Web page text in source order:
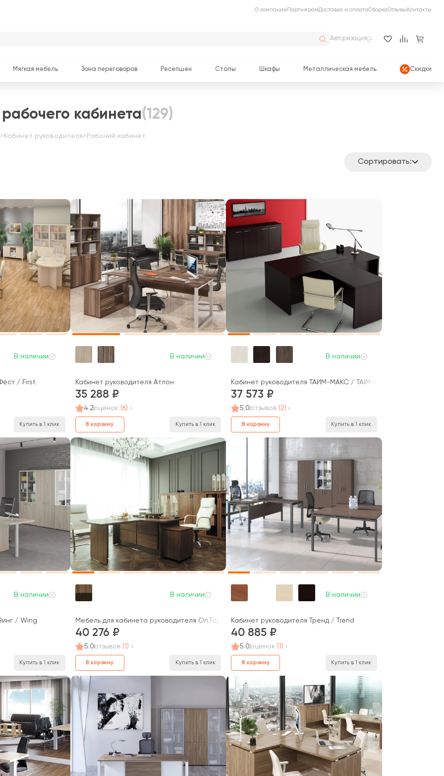
О компании ПартнерамДоставка и оплатаСборкаОтзывы Контакты
Авторизация
Мягкая мебель Зона переговоров Ресепшен Столы Шкафы Металлическая мебель Скидки
кабинета(129)
> Кабинет руководителя> Рабочий кабинет
Сортировать:
В наличии
/ First
Купить в 1 клик
В наличии
Кабинет руководителя Атлон
35 288
4.2оценок (6)
В корзину Купить в 1 клик
В наличии
Кабинет руководителя ТАЙМ-МАКС / TAIM-MAX
37 573
5.0отзывов (2)
В корзину Купить в 1 клик
В наличии
/ Wing
Купить в 1 клик
В наличии
Мебель для кабинета руководителя On.Top
40 276
5.0отзывов (1)
В корзину Купить в 1 клик
В наличии
Кабинет руководителя Тренд / Trend
40 885
5.0оценок (1)
В корзину Купить в 1 клик